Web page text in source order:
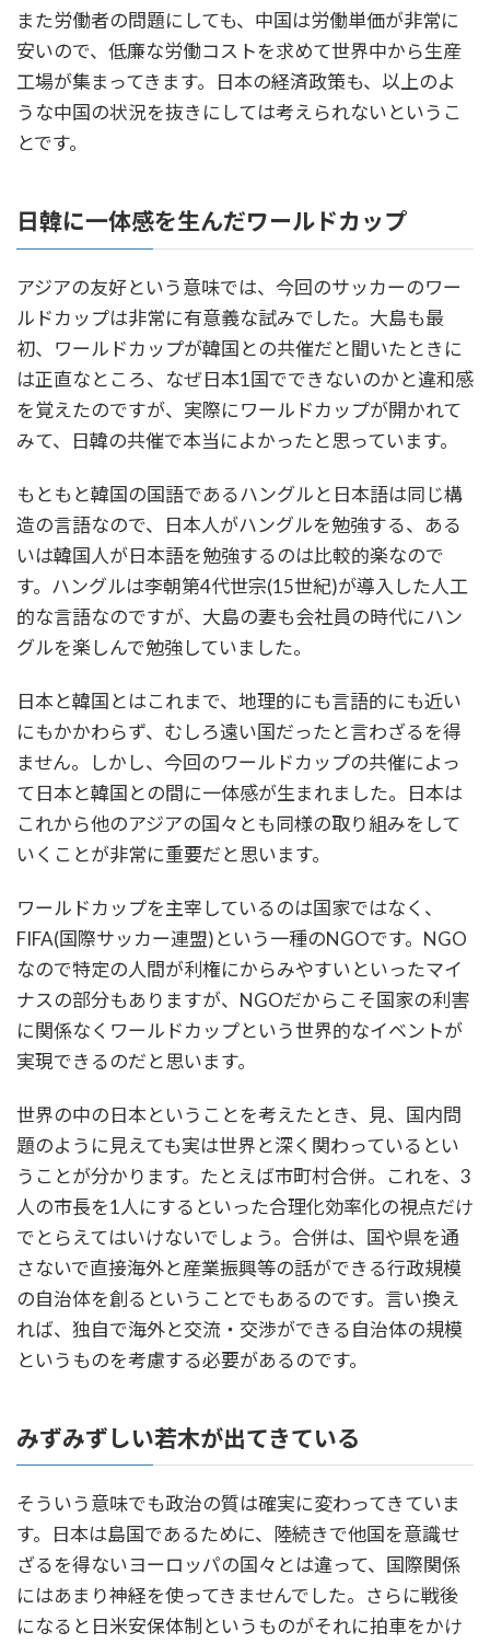
また労働者の問題にしても、中国は労働単価が非常に
安いので、低廉な労働コストを求めて世界中から生産
工場が集まってきます。日本の経済政策も、以上のよ
うな中国の状況を抜きにしては考えられないというこ
とです。
日韓に一体感を生んだワールドカップ
アジアの友好という意味では、今回のサッカーのワー
ルドカップは非常に有意義な試みでした。大島も最
初、ワールドカップが韓国との共催だと聞いたときに
は正直なところ、なぜ日本1国でできないのかと違和感
を覚えたのですが、実際にワールドカップが開かれて
みて、日韓の共催で本当によかったと思っています。
もともと韓国の国語であるハングルと日本語は同じ構
造の言語なので、日本人がハングルを勉強する、ある
いは韓国人が日本語を勉強するのは比較的楽なので
す。ハングルは李朝第4代世宗(15世紀)が導入した人工
的な言語なのですが、大島の妻も会社員の時代にハン
グルを楽しんで勉強していました。
日本と韓国とはこれまで、地理的にも言語的にも近い
にもかかわらず、むしろ遠い国だったと言わざるを得
ません。しかし、今回のワールドカップの共催によっ
て日本と韓国との間に一体感が生まれました。日本は
これから他のアジアの国々とも同様の取り組みをして
いくことが非常に重要だと思います。
ワールドカップを主宰しているのは国家ではなく、
FIFA(国際サッカー連盟)という一種のNGOです。NGO
なので特定の人間が利権にからみやすいといったマイ
ナスの部分もありますが、NGOだからこそ国家の利害
に関係なくワールドカップという世界的なイベントが
実現できるのだと思います。
世界の中の日本ということを考えたとき、見、国内問
題のように見えても実は世界と深く関わっているとい
うことが分かります。たとえば市町村合併。これを、3
人の市長を1人にするといった合理化効率化の視点だけ
でとらえてはいけないでしょう。合併は、国や県を通
さないで直接海外と産業振興等の話ができる行政規模
の自治体を創るということでもあるのです。言い換え
れば、独自で海外と交流・交渉ができる自治体の規模
というものを考慮する必要があるのです。
みずみずしい若木が出てきている
そういう意味でも政治の質は確実に変わってきていま
す。日本は島国であるために、陸続きで他国を意識せ
ざるを得ないヨーロッパの国々とは違って、国際関係
にはあまり神経を使ってきませんでした。さらに戦後
になると日米安保体制というものがそれに拍車をかけ